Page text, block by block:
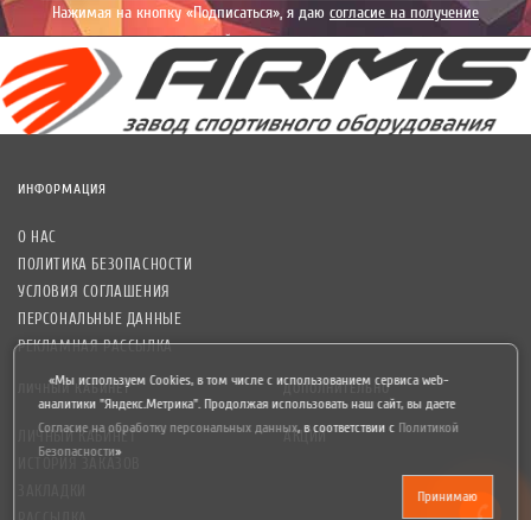
Нажимая на кнопку «Подписаться», я даю согласие на получение
уведомлений рекламного характера.
ИНФОРМАЦИЯ
О НАС
ПОЛИТИКА БЕЗОПАСНОСТИ
УСЛОВИЯ СОГЛАШЕНИЯ
ПЕРСОНАЛЬНЫЕ ДАННЫЕ
РЕКЛАМНАЯ РАССЫЛКА
ЛИЧНЫЙ КАБИНЕТ
ЛИЧНЫЙ КАБИНЕТ
ДОПОЛНИТЕЛЬНО
АКЦИИ
«Мы используем Cookies, в том числе с использованием сервиса web-
аналитики "Яндекс.Метрика". Продолжая использовать наш сайт, вы даете
Согласие на обработку персональных данных,в соответствии с Политикой
Безопасности»
Принимаю